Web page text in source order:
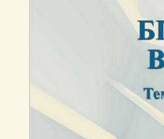
в Національній бібліотеці
та найменувань організацій
для бібліотечних ІПС
забезпечення
Харьківської державної
бібліотеки